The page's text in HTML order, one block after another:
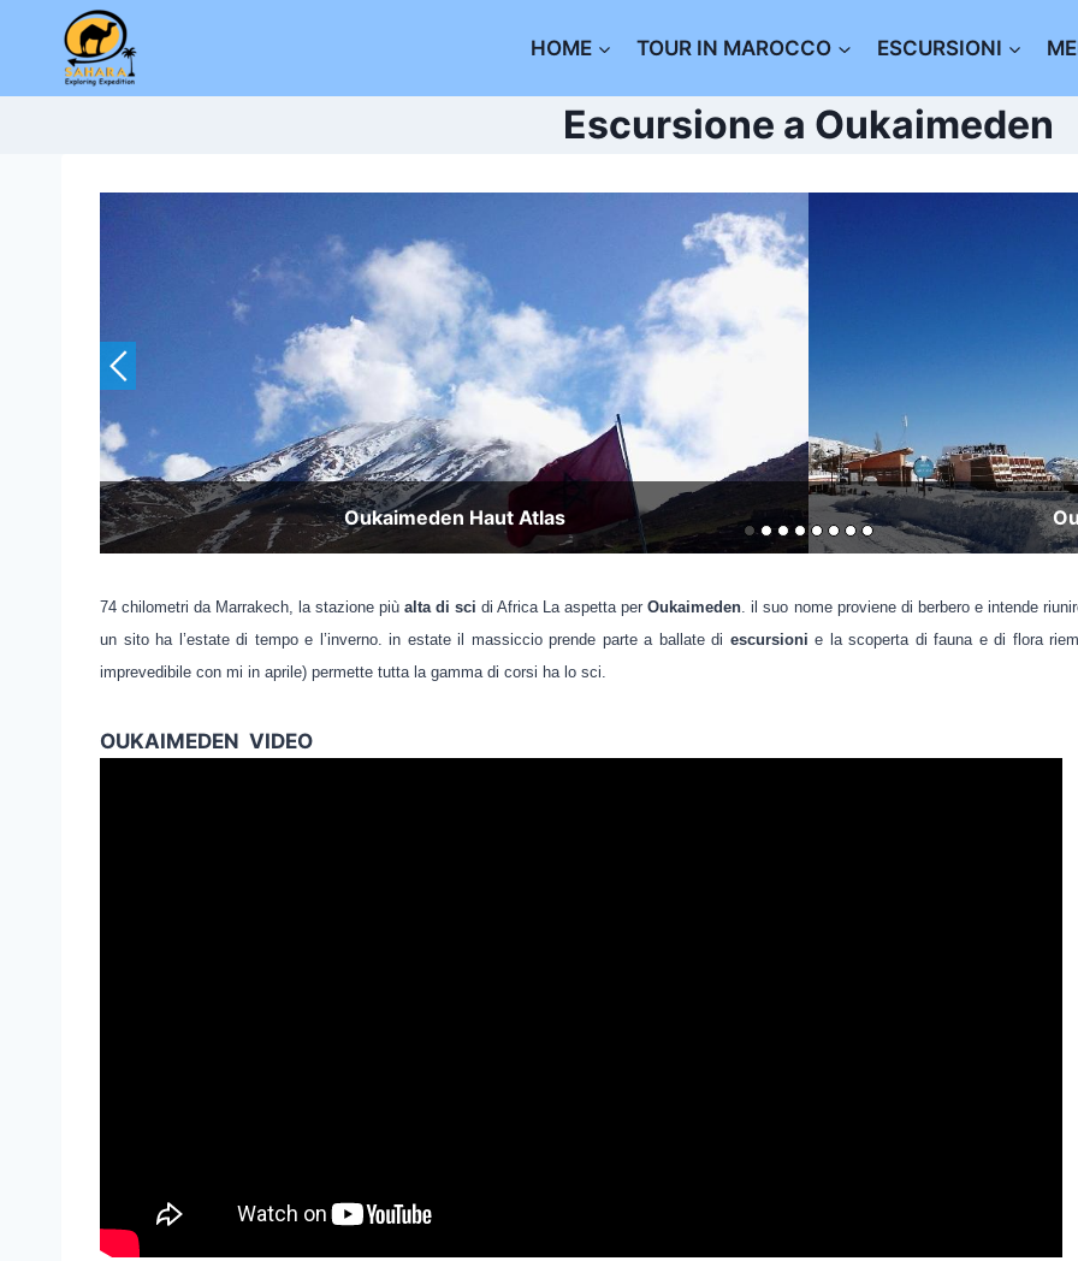
contenuto
HOME TOUR IN MAROCCO ESCURSIONI
Escursione a Oukaimeden
Oukaimeden Haut Atlas
74 chilometri da Marrakech, la stazione piùalta di sci di Africa La aspetta perOukaimeden. il suo nome proviene di berbero e intende
un sito ha l’estate di tempo e l’inverno. in estate il massiccio prende parte a ballate di escursioni e la scoperta di fauna e di flora
imprevedibile con mi in aprile) permette tutta la gamma di corsi ha lo sci.
OUKAIMEDEN VIDEO